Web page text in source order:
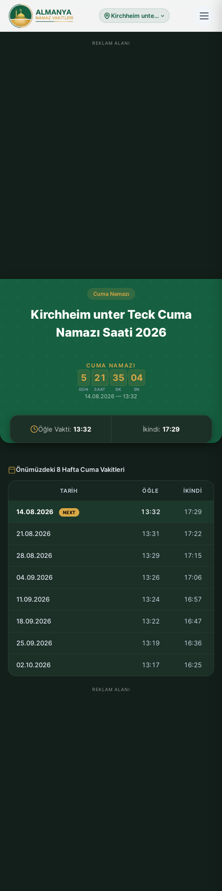
Kirchheim unter Teck
REKLAM ALANI
Cuma Namazı
Kirchheim unter Teck Cuma
Namazı Saati 2026
CUMA NAMAZI
5
GÜN
: 21
SAAT
: 35
DK
: 04
SN
14.08.2026 — 13:32
Öğle Vakti: 13:32 İkindi:17:29
Önümüzdeki 8 Hafta Cuma Vakitleri
TARIH ÖĞLE İKINDI
14.08.2026 NEXT 13:32 17:29
21.08.2026 13:31 17:22
28.08.2026 13:29 17:15
04.09.2026 13:26 17:06
11.09.2026 13:24 16:57
18.09.2026 13:22 16:47
25.09.2026 13:19 16:36
02.10.2026 13:17 16:25
REKLAM ALANI